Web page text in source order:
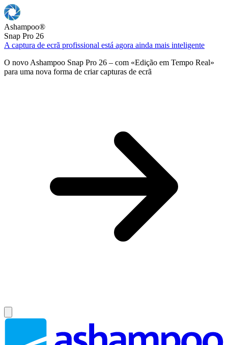
Ashampoo®
Snap Pro 26
A captura de ecrã profissional está agora ainda mais inteligente
O novo Ashampoo Snap Pro 26 – com «Edição em Tempo Real»
para uma nova forma de criar capturas de ecrã